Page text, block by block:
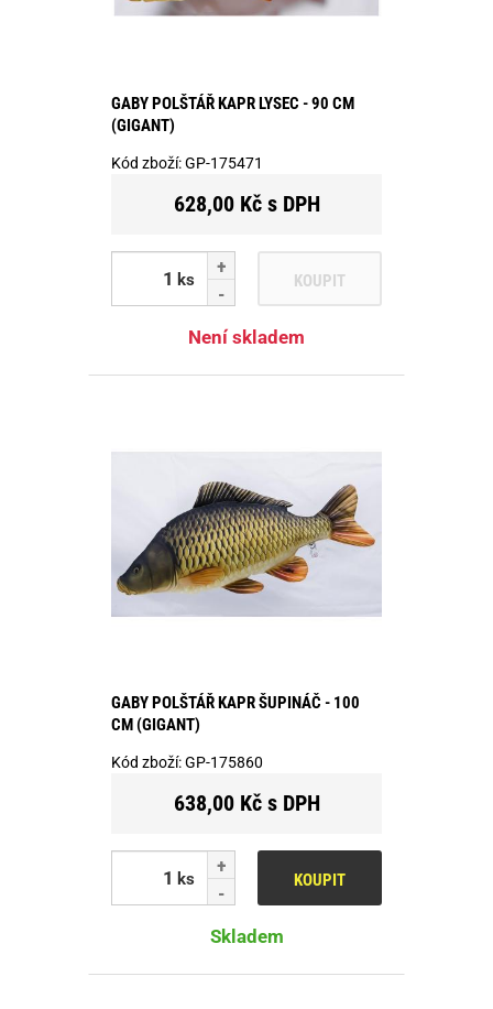
GABY POLŠTÁŘ KAPR LYSEC - 90 CM
(GIGANT)
Kód zboží:GP-175471
628,00 Kč s DPH
ks KOUPIT
Není skladem
GABY POLŠTÁŘ KAPR ŠUPINÁČ - 100
CM (GIGANT)
Kód zboží:GP-175860
638,00 Kč s DPH
ks KOUPIT
Skladem